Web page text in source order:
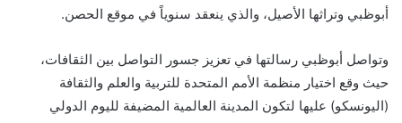
أبوظبي وتراثها الأصيل، والذي ينعقد سنوياًفي موقع الحصن.
وتواصل أبوظبي رسالتها في تعزيز جسور التواصل بين الثقافات،
حيث وقع اختيار منظمة الأمم المتحدة للتربية والعلم والثقافة
(اليونسكو) عليها لتكون المدينة العالمية المضيفة لليوم الدولي